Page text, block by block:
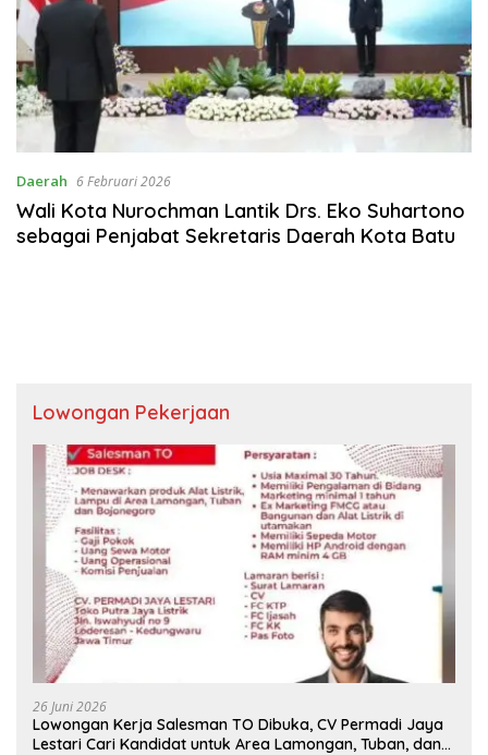
Daerah 6 Februari 2026
Wali Kota Nurochman Lantik Drs. Eko Suhartono
sebagai Penjabat Sekretaris Daerah Kota Batu
Lowongan Pekerjaan
26 Juni 2026
Lowongan Kerja Salesman TO Dibuka, CV Permadi Jaya
Lestari Cari Kandidat untuk Area Lamongan, Tuban, dan